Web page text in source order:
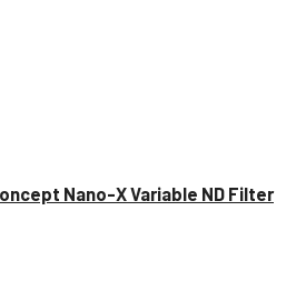
Nano-X Variable ND Filter